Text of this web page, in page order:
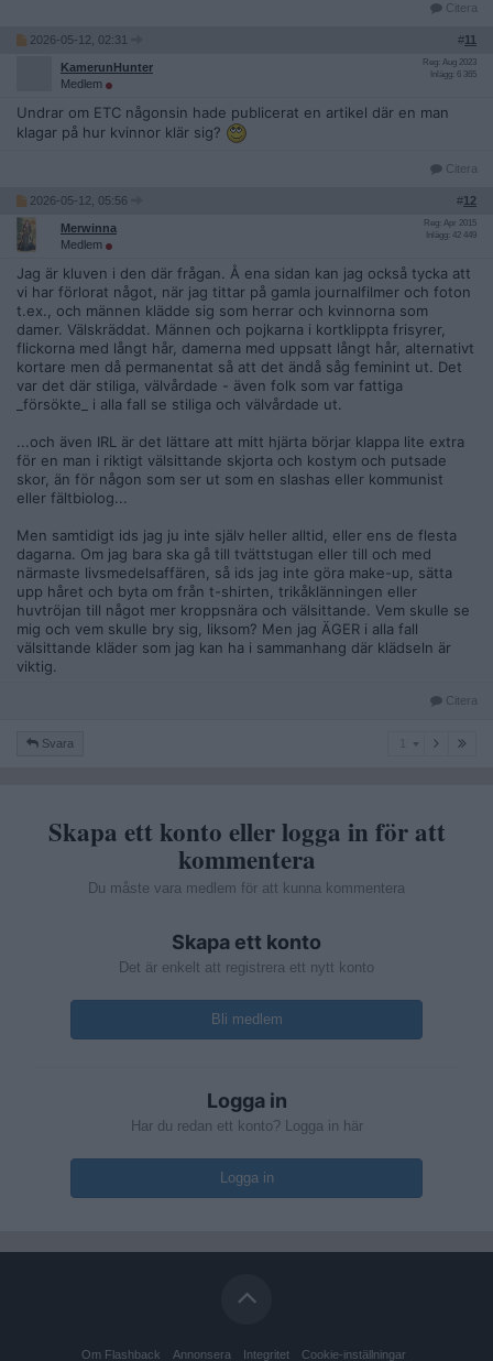
Citera
2026-05-12, 02:31 #11
KamerunHunter
Medlem
Reg: Aug 2023
Inlägg: 6 365
Undrar om ETC någonsin hade publicerat en artikel där en man
klagar på hur kvinnor klär sig?
Citera
2026-05-12, 05:56 #12
Merwinna
Medlem
Reg: Apr 2015
Inlägg: 42 449
Jag är kluven i den där frågan. Å ena sidan kan jag också tycka att
vi har förlorat något, när jag tittar på gamla journalfilmer och foton
t.ex., och männen klädde sig som herrar och kvinnorna som
damer. Välskräddat. Männen och pojkarna i kortklippta frisyrer,
flickorna med långt hår, damerna med uppsatt långt hår, alternativt
kortare men då permanentat så att det ändå såg feminint ut. Det
var det där stiliga, välvårdade - även folk som var fattiga
_försökte_ i alla fall se stiliga och välvårdade ut.
...och även IRL är det lättare att mitt hjärta börjar klappa lite extra
för en man i riktigt välsittande skjorta och kostym och putsade
skor, än för någon som ser ut som en slashas eller kommunist
eller fältbiolog...
Men samtidigt ids jag ju inte själv heller alltid, eller ens de flesta
dagarna. Om jag bara ska gå till tvättstugan eller till och med
närmaste livsmedelsaffären, så ids jag inte göra make-up, sätta
upp håret och byta om från t-shirten, trikåklänningen eller
huvtröjan till något mer kroppsnära och välsittande. Vem skulle se
mig och vem skulle bry sig, liksom? Men jag ÄGER i alla fall
välsittande kläder som jag kan ha i sammanhang där klädseln är
viktig.
Citera
Svara
Skapa ett konto eller logga in för att
kommentera
Du måste vara medlem för att kunna kommentera
Skapa ett konto
Det är enkelt att registrera ett nytt konto
Bli medlem
Logga in
Har du redan ett konto? Logga in här
Logga in
Om Flashback Annonsera Integritet Cookie-inställningar